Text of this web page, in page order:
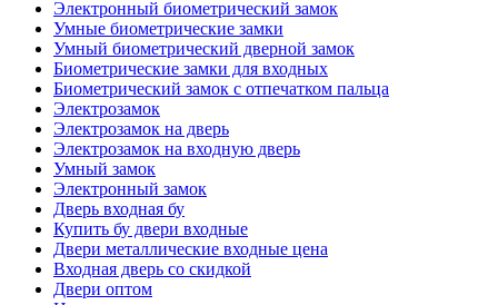
Электронный биометрический замок
Умные биометрические замки
Умный биометрический дверной замок
Биометрические замки для входных
Биометрический замок с отпечатком пальца
Электрозамок
Электрозамок на дверь
Электрозамок на входную дверь
Умный замок
Электронный замок
Дверь входная бу
Купить бу двери входные
Двери металлические входные цена
Входная дверь со скидкой
Двери оптом